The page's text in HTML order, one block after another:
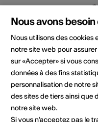
Organisateur
Nous avons
Nous utilisons des cookies
notre site web pour
sur «Accepter» si vous
données à des fins
personnalisation de notre
des sites de tiers ainsi que
notre site web.
Si vous n’acceptez pas le